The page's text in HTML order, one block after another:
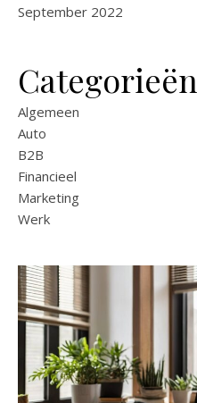
September 2022
Categorieën
Algemeen
Auto
B2B
Financieel
Marketing
Werk